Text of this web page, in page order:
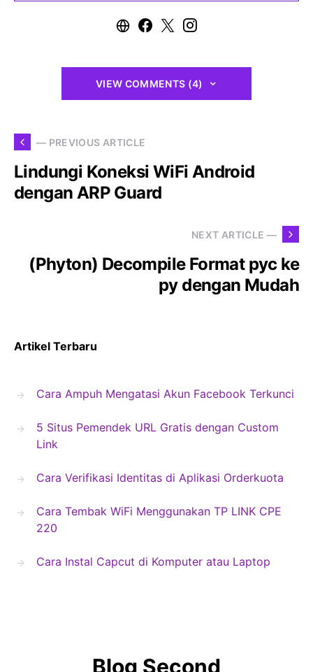
VIEW COMMENTS (4)
— PREVIOUS ARTICLE
Lindungi Koneksi WiFi Android
dengan ARP Guard
NEXT ARTICLE —
(Phyton) Decompile Format pyc ke
py dengan Mudah
Artikel Terbaru
Cara Ampuh Mengatasi Akun Facebook Terkunci
5 Situs Pemendek URL Gratis dengan Custom
Link
Cara Verifikasi Identitas di Aplikasi Orderkuota
Cara Tembak WiFi Menggunakan TP LINK CPE
220
Cara Instal Capcut di Komputer atau Laptop
Blog Second